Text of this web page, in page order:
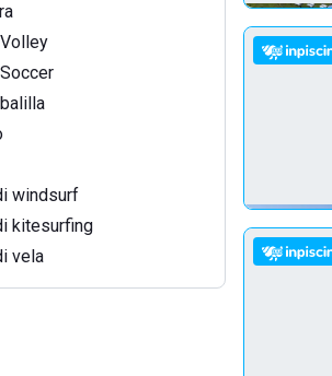
windsurf
kitesurfing
vela